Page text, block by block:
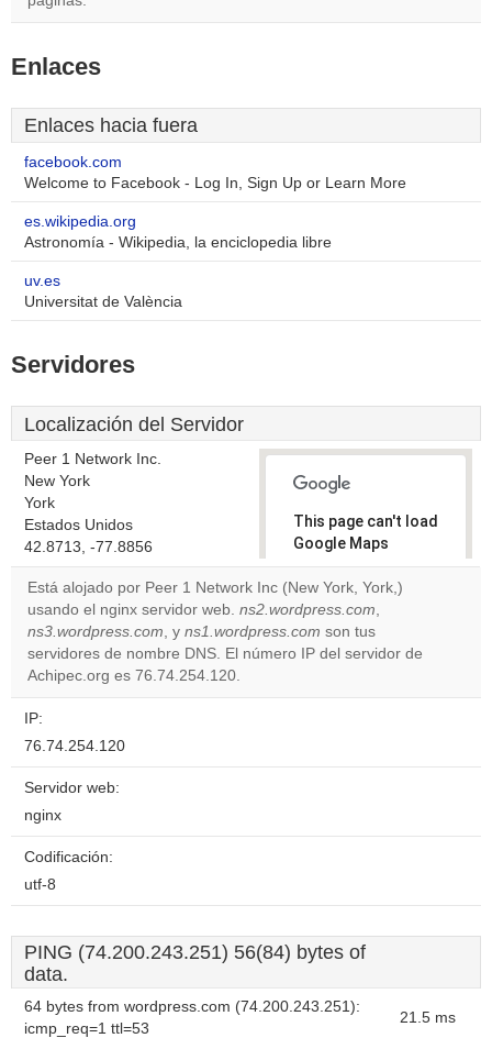
Enlaces
Enlaces hacia fuera
facebook.com
Welcome to Facebook - Log In, Sign Up or Learn More
es.wikipedia.org
Astronomía - Wikipedia, la enciclopedia libre
uv.es
Universitat de València
Servidores
Localización del Servidor
Peer 1 Network Inc.
New York
York
Estados Unidos
42.8713, -77.8856
This page can't load
Google Maps
correctly.
Do you
own this
website?
Está alojado por Peer 1 Network Inc (New York, York,)
usando el nginx servidor web. ns2.wordpress.com,
ns3.wordpress.com, y ns1.wordpress.com son tus
servidores de nombre DNS. El número IP del servidor de
Achipec.org es 76.74.254.120.
IP:
76.74.254.120
Servidor web:
nginx
Codificación:
utf-8
PING (74.200.243.251) 56(84) bytes of
data.
64 bytes from wordpress.com (74.200.243.251):
icmp_req=1 ttl=53
21.5 ms